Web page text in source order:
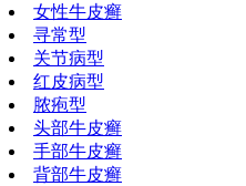
女性牛皮癣
寻常型
关节病型
红皮病型
脓疱型
头部牛皮癣
手部牛皮癣
背部牛皮癣